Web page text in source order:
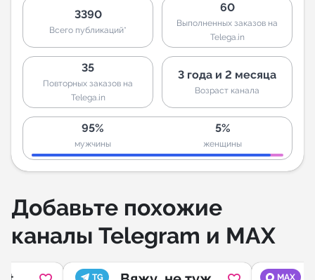
3390
Всего публикаций*
60
Выполненных заказов на
Telega.in
35
Повторных заказов на
Telega.in
3 года и 2 месяца
Возраст канала
95%
мужчины
5%
женщины
Добавьте похожие
каналы Telegram и MAX
TG MAX